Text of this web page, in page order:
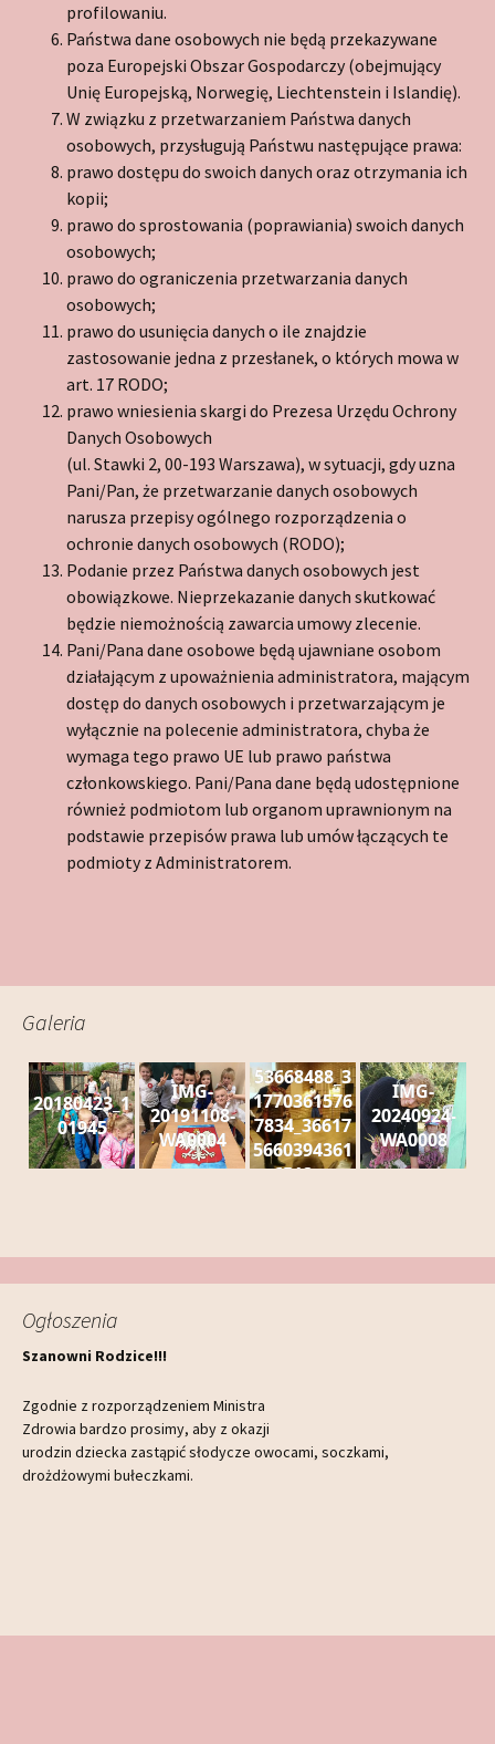
profilowaniu.
Państwa dane osobowych nie będą przekazywane
poza Europejski Obszar Gospodarczy (obejmujący
Unię Europejską, Norwegię, Liechtenstein i Islandię).
W związku z przetwarzaniem Państwa danych
osobowych, przysługują Państwu następujące prawa:
prawo dostępu do swoich danych oraz otrzymania ich
kopii;
prawo do sprostowania (poprawiania) swoich danych
osobowych;
prawo do ograniczenia przetwarzania danych
osobowych;
prawo do usunięcia danych o ile znajdzie
zastosowanie jedna z przesłanek, o których mowa w
art. 17 RODO;
prawo wniesienia skargi do Prezesa Urzędu Ochrony
Danych Osobowych
(ul. Stawki 2, 00-193 Warszawa), w sytuacji, gdy uzna
Pani/Pan, że przetwarzanie danych osobowych
narusza przepisy ogólnego rozporządzenia o
ochronie danych osobowych (RODO);
Podanie przez Państwa danych osobowych jest
obowiązkowe. Nieprzekazanie danych skutkować
będzie niemożnością zawarcia umowy zlecenie.
Pani/Pana dane osobowe będą ujawniane osobom
działającym z upoważnienia administratora, mającym
dostęp do danych osobowych i przetwarzającym je
wyłącznie na polecenie administratora, chyba że
wymaga tego prawo UE lub prawo państwa
członkowskiego. Pani/Pana dane będą udostępnione
również podmiotom lub organom uprawnionym na
podstawie przepisów prawa lub umów łączących te
podmioty z Administratorem.
Galeria
20180423_1
01945
IMG-
20191108-
WA0004
53668488_3
1770361576
7834_36617
5660394361
6512_n
IMG-
20240924-
WA0008
Ogłoszenia
Szanowni Rodzice!!!
Zgodnie z rozporządzeniem Ministra
Zdrowia bardzo prosimy, aby z okazji
urodzin dziecka zastąpić słodycze owocami, soczkami,
drożdżowymi bułeczkami.